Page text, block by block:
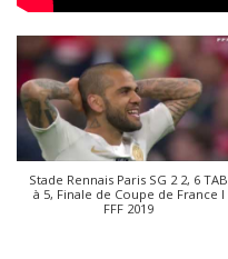
Stade Rennais Paris SG 2 2, 6 TAB
à 5, Finale de Coupe de France I
FFF 2019